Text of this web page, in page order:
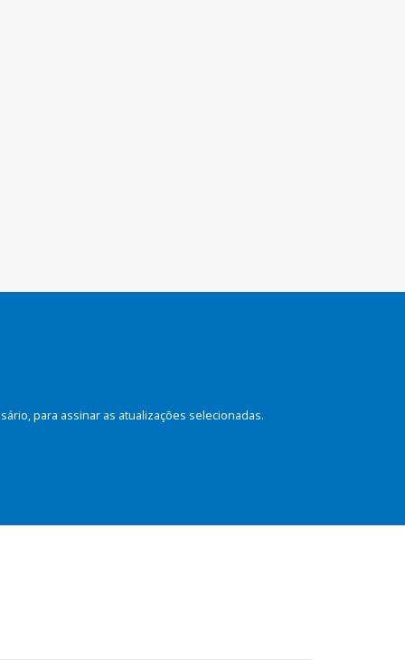
para assinar as atualizações selecionadas.